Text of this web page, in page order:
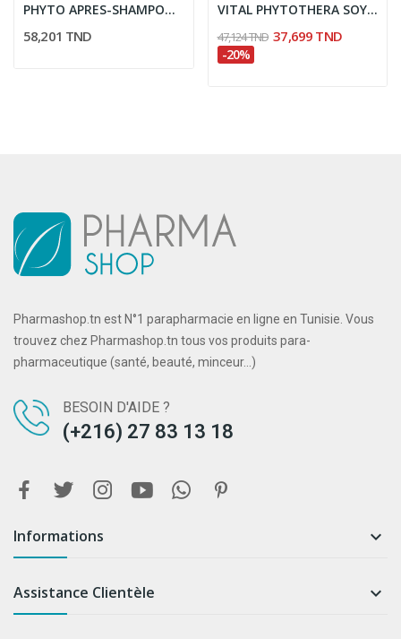
PHYTO APRES-SHAMPOOING DOUCEUR 175ML
58,201 TND
VITAL PHYTOTHERA SOYA FEMME 60 GELULES
47,124 TND 37,699 TND
-20%
Pharmashop.tn est N°1 parapharmacie en ligne en Tunisie. Vous
trouvez chez Pharmashop.tn tous vos produits para-
pharmaceutique (santé, beauté, minceur...)
BESOIN D'AIDE ?
(+216) 27 83 13 18
Informations 
Assistance Clientèle 